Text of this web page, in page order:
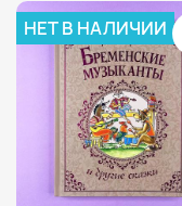
НЕТ В НАЛИЧИИ